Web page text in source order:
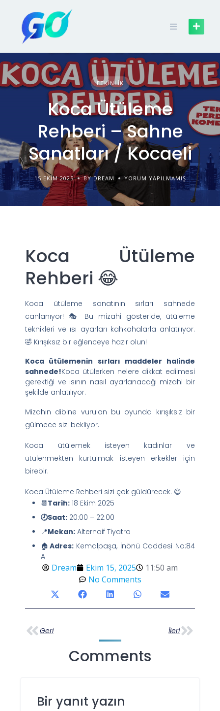
ETKINLIK
Koca Ütüleme
Rehberi – Sahne
Sanatları / Kocaeli
15 EKIM 2025 BY DREAM YORUM YAPILMAMIŞ
Koca Ütüleme
Rehberi 😂
Koca ütüleme sanatının sırları sahnede
canlanıyor! 🎭 Bu mizahi gösteride, ütüleme
teknikleri ve ısı ayarları kahkahalarla anlatılıyor.
🤣 Kırışıksız bir eğlenceye hazır olun!
Koca ütülemenin sırları maddeler halinde
sahnede!Koca ütülerken nelere dikkat edilmesi
gerektiği ve ısının nasıl ayarlanacağı mizahi bir
şekilde anlatılıyor.
Mizahın dibine vurulan bu oyunda kırışıksız bir
gülmece sizi bekliyor.
Koca ütülemek isteyen kadınlar ve
ütülenmekten kurtulmak isteyen erkekler için
birebir.
Koca Ütüleme Rehberi sizi çok güldürecek. 😄
📆Tarih: 18 Ekim 2025
🕗Saat: 20:00 – 22:00
📍Mekan: Alternaif Tiyatro
🏠 Adres:Kemalpaşa, İnönü Caddesi No:84
A
Dream Ekim 15, 2025
11:50 am
No Comments
Geri İleri
Comments
Bir yanıt yazın